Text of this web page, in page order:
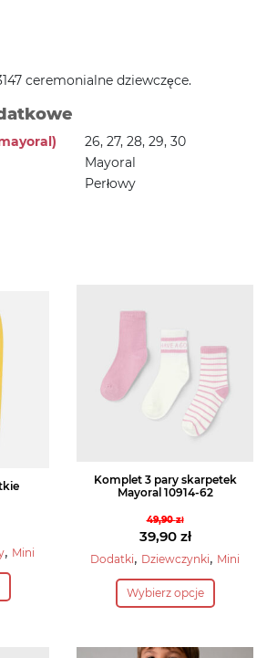
ceremonialne dziewczęce.
26, 27, 28, 29, 30
Mayoral
Perłowy
, Mini
Komplet 3 pary skarpetek
Mayoral 10914-62
49,90zł
Pierwotna
cena
wynosiła:
49,90 zł.
39,90 zł
Aktualna
cena
wynosi:
Dodatki, Dziewczynki, Mini
Wybierz opcje
Ten
produkt
wiele